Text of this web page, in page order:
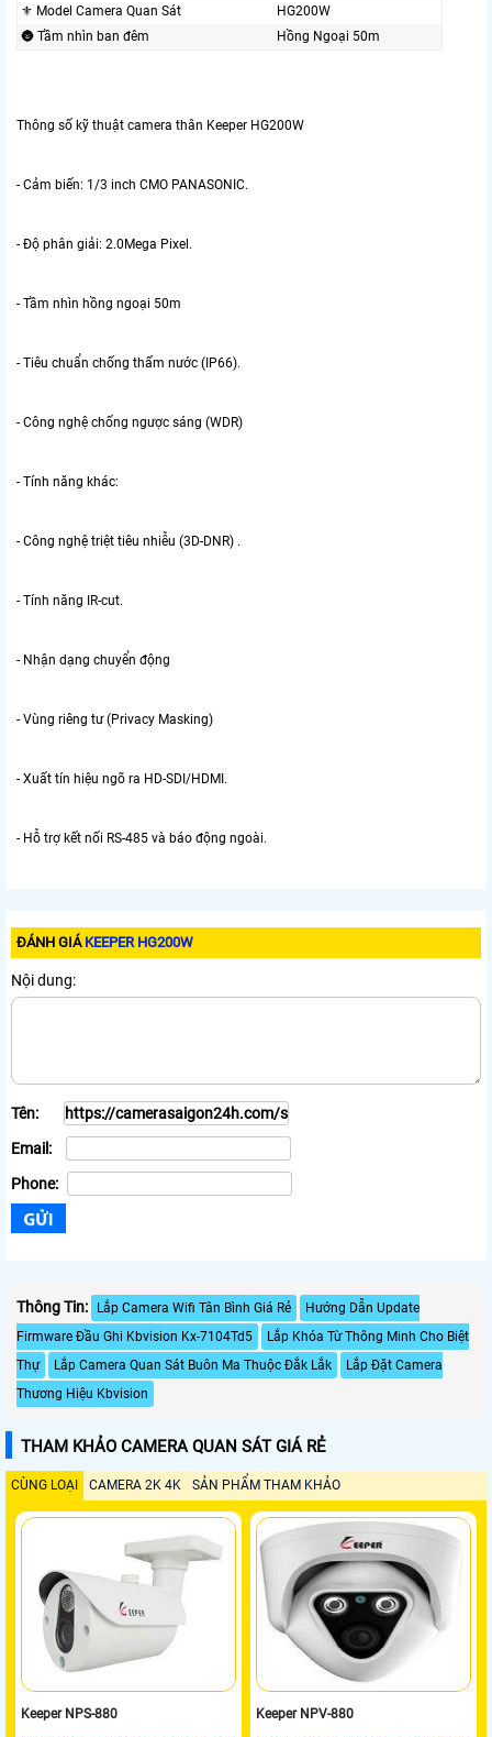
⚜️ Model Camera Quan Sát
HG200W
🌚 Tầm nhìn ban đêm
Hồng Ngoại 50m
Thông số kỹ thuật camera thân Keeper HG200W
- Cảm biến: 1/3 inch CMO PANASONIC.
- Độ phân giải: 2.0Mega Pixel.
- Tầm nhìn hồng ngoại 50m
- Tiêu chuẩn chống thấm nước (IP66).
- Công nghệ chống ngược sáng (WDR)
- Tính năng khác:
- Công nghệ triệt tiêu nhiễu (3D-DNR) .
- Tính năng IR-cut.
- Nhận dạng chuyển động
- Vùng riêng tư (Privacy Masking)
- Xuất tín hiệu ngõ ra HD-SDI/HDMI.
- Hỗ trợ kết nối RS-485 và báo động ngoài.
ĐÁNH GIÁ KEEPER HG200W
Nội dung:
Tên:
Email:
Phone:
Thông Tin: Lắp Camera Wifi Tân Bình Giá Rẻ
Hướng Dẫn Update
Firmware Đầu Ghi Kbvision Kx-7104Td5
Lắp Khóa Từ Thông Minh Cho Biệt
Thự
Lắp Camera Quan Sát Buôn Ma Thuộc Đắk Lắk
Lắp Đặt Camera
Thương Hiệu Kbvision
THAM KHẢO CAMERA QUAN SÁT GIÁ RẺ
CÙNG LOẠI CAMERA 2K 4K SẢN PHẨM THAM KHẢO
Keeper NPS-880 Keeper NPV-880